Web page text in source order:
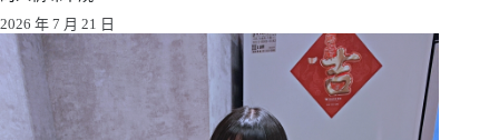
2026 年 7 月 21 日